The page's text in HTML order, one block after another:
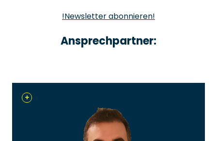
!Newsletter abonnieren!
Ansprechpartner:
+